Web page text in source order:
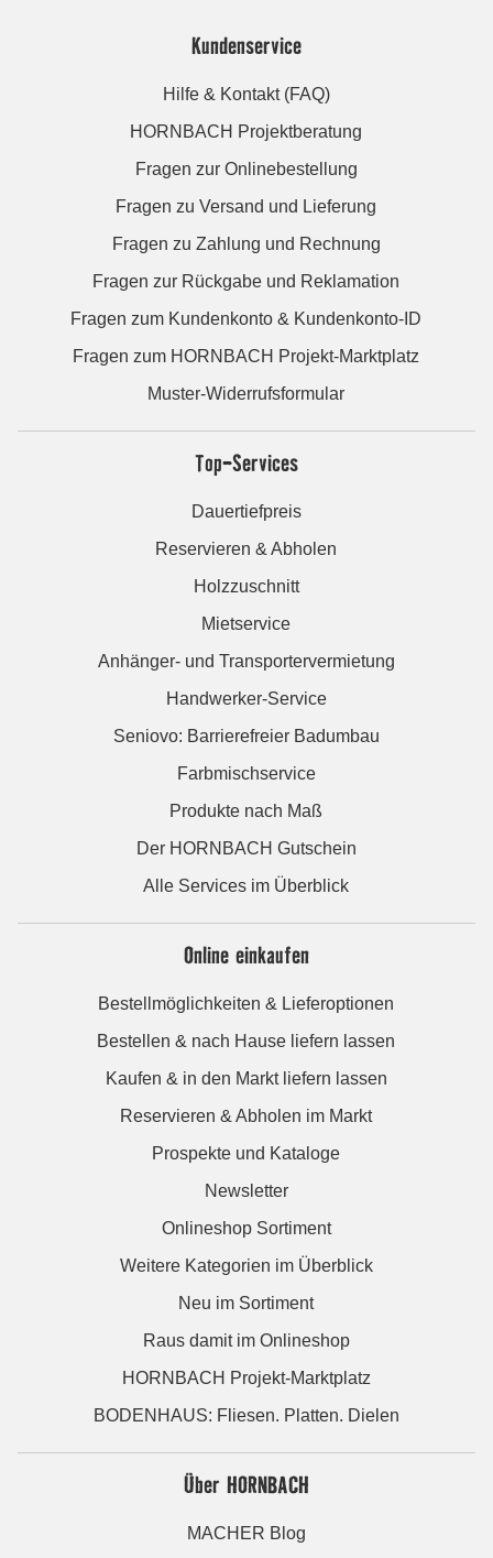
Kundenservice
Hilfe & Kontakt (FAQ)
HORNBACH Projektberatung
Fragen zur Onlinebestellung
Fragen zu Versand und Lieferung
Fragen zu Zahlung und Rechnung
Fragen zur Rückgabe und Reklamation
Fragen zum Kundenkonto & Kundenkonto-ID
Fragen zum HORNBACH Projekt-Marktplatz
Muster-Widerrufsformular
Top-Services
Dauertiefpreis
Reservieren & Abholen
Holzzuschnitt
Mietservice
Anhänger- und Transportervermietung
Handwerker-Service
Seniovo: Barrierefreier Badumbau
Farbmischservice
Produkte nach Maß
Der HORNBACH Gutschein
Alle Services im Überblick
Online einkaufen
Bestellmöglichkeiten & Lieferoptionen
Bestellen & nach Hause liefern lassen
Kaufen & in den Markt liefern lassen
Reservieren & Abholen im Markt
Prospekte und Kataloge
Newsletter
Onlineshop Sortiment
Weitere Kategorien im Überblick
Neu im Sortiment
Raus damit im Onlineshop
HORNBACH Projekt-Marktplatz
BODENHAUS: Fliesen. Platten. Dielen
Über HORNBACH
MACHER Blog